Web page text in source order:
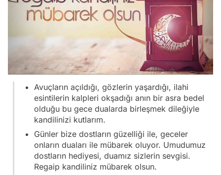
Avuçların açıldığı, gözlerin yaşardığı, ilahi
esintilerin kalpleri okşadığı anın bir asra bedel
olduğu bu gece dualarda birleşmek dileğiyle
kandilinizi kutlarım.
Günler bize dostların güzelliği ile, geceler
onların duaları ile mübarek oluyor. Umudumuz
dostların hediyesi, duamız sizlerin sevgisi.
Regaip kandiliniz mübarek olsun.